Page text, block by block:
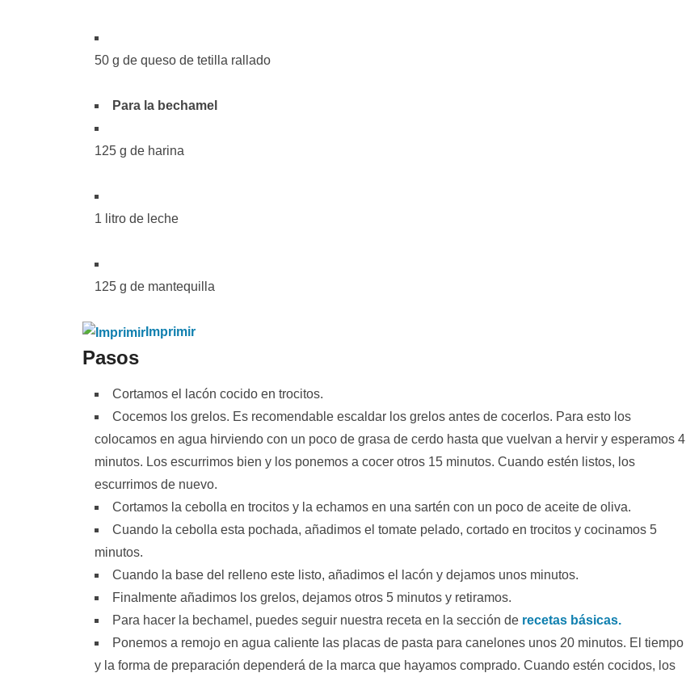
50 g de queso de tetilla rallado
Para la bechamel
125 g de harina
1 litro de leche
125 g de mantequilla
Imprimir
Pasos
Cortamos el lacón cocido en trocitos.
Cocemos los grelos. Es recomendable escaldar los grelos antes de cocerlos. Para esto los
colocamos en agua hirviendo con un poco de grasa de cerdo hasta que vuelvan a hervir y esperamos 4
minutos. Los escurrimos bien y los ponemos a cocer otros 15 minutos. Cuando estén listos, los
escurrimos de nuevo.
Cortamos la cebolla en trocitos y la echamos en una sartén con un poco de aceite de oliva.
Cuando la cebolla esta pochada, añadimos el tomate pelado, cortado en trocitos y cocinamos 5
minutos.
Cuando la base del relleno este listo, añadimos el lacón y dejamos unos minutos.
Finalmente añadimos los grelos, dejamos otros 5 minutos y retiramos.
Para hacer la bechamel, puedes seguir nuestra receta en la sección de recetas básicas.
Ponemos a remojo en agua caliente las placas de pasta para canelones unos 20 minutos. El tiempo
y la forma de preparación dependerá de la marca que hayamos comprado. Cuando estén cocidos, los